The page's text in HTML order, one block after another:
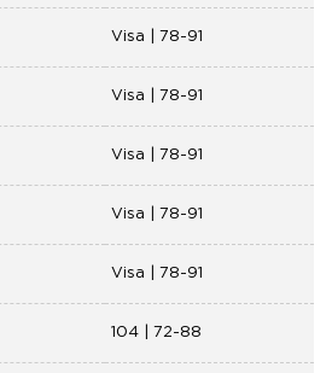
Visa | 78-91
Visa | 78-91
Visa | 78-91
Visa | 78-91
Visa | 78-91
104 | 72-88